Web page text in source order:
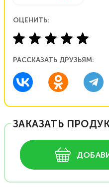
ОЦЕНИТЬ:
РАССКАЗАТЬ ДРУЗЬЯМ:
ЗАКАЗАТЬ